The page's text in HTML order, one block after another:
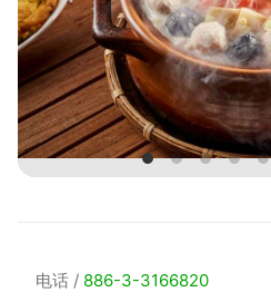
电话 886-3-3166820